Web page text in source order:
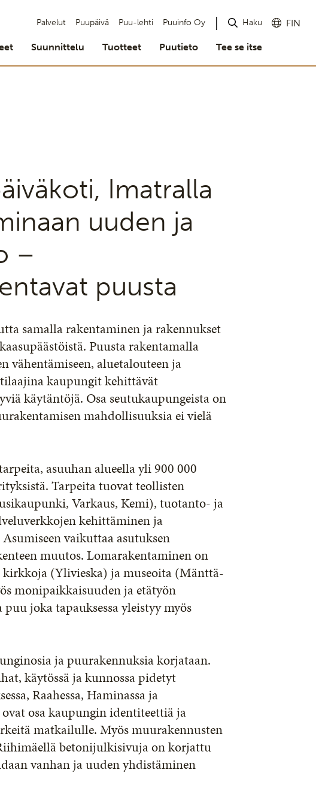
Palvelut Puupäivä Puu-lehti Puuinfo Oy Haku FIN
Suunnittelu Tuotteet Puutieto Tee se itse
Imatralla
uuden ja
–
puusta
samalla rakentaminen ja rakennukset
Puusta rakentamalla
vähentämiseen, aluetalouteen ja
kaupungit kehittävät
käytäntöjä. Osa seutukaupungeista on
mahdollisuuksia ei vielä
asuuhan alueella yli 900 000
Tarpeita tuovat teollisten
Varkaus, Kemi), tuotanto- ja
kehittäminen ja
vaikuttaa asutuksen
muutos. Lomarakentaminen on
(Ylivieska) ja museoita (Mänttä-
monipaikkaisuuden ja etätyön
joka tapauksessa yleistyy myös
ja puurakennuksia korjataan.
käytössä ja kunnossa pidetyt
Raahessa, Haminassa ja
osa kaupungin identiteettiä ja
matkailulle. Myös muurakennusten
betonijulkisivuja on korjattu
vanhan ja uuden yhdistäminen